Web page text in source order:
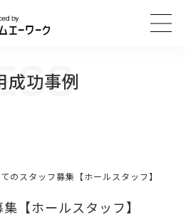
成功事例
のスタッフ募集【ホールスタッフ】
【ホールスタッフ】